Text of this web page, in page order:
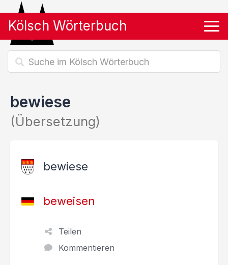
Kölsch Wörterbuch
bewiese
(Übersetzung)
bewiese
beweisen
Teilen
Kommentieren